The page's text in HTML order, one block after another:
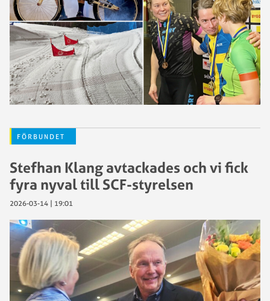
FÖRBUNDET
Stefhan Klang avtackades och vi fick
fyra nyval till SCF-styrelsen
2026-03-14 | 19:01